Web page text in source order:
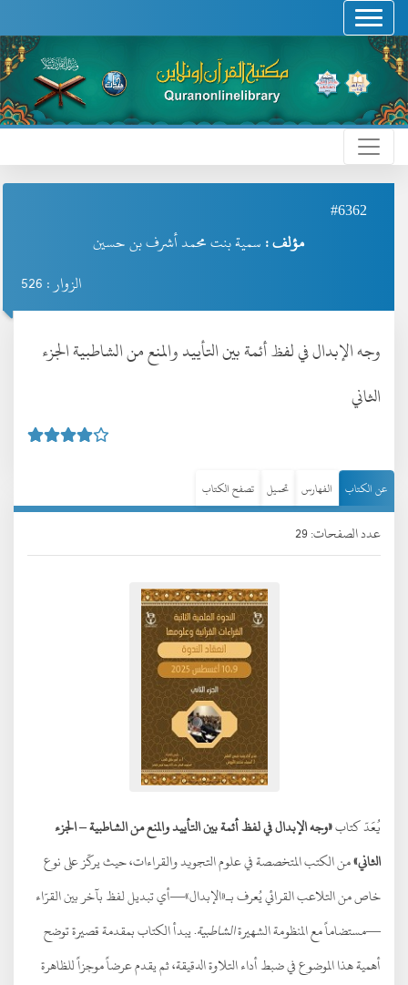
#6362
مؤلف : سمية بنت محمد أشرف بن حسين
الزوار : 526
وجه الإبدال في لفظ أئمة بين التأييد والمنع من الشاطبية الجزء
الثاني
عن الكتاب الفهارس تحميل تصفح الكتاب
عدد الصفحات: 29
يُعَدّ كتاب«وجه الإبدال في لفظ أئمة بين التأييد والمنع من الشاطبية – الجزء
الثاني»من الكتب المتخصصة في علوم التجويد والقراءات، حيث يركّز على نوع
خاص من التلاعب القرائي يُعرف بـ«الإبدال»—أي تبديل لفظ بآخر بين القرّاء
—مستضاماً مع المنظومة الشهيرةالشاطبية. يبدأ الكتاب بمقدمة قصيرة توضح
أهمية هذا الموضوع في ضبط أداء التلاوة الدقيقة، ثم يقدم عرضاً موجزاً للظاهرة